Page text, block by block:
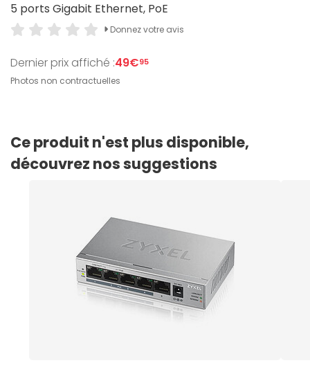
5 ports Gigabit Ethernet, PoE
Donnez votre avis
Dernier prix affiché :49€95
Photos non contractuelles
Ce produit n'est plus disponible,
découvrez nos suggestions